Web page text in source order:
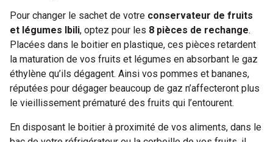
Pour changer le sachet de votre conservateur de fruits
et légumes Ibili, optez pour les 8 pièces de rechange.
Placées dans le boitier en plastique, ces pièces retardent
la maturation de vos fruits et légumes en absorbant le gaz
éthylène qu’ils dégagent. Ainsi vos pommes et bananes,
réputées pour dégager beaucoup de gaz n’affecteront plus
le vieillissement prématuré des fruits qui l’entourent.
En disposant le boitier à proximité de vos aliments, dans le